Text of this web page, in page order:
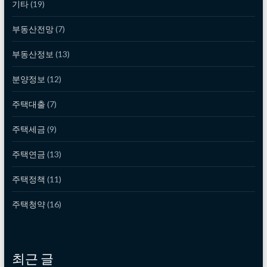
기타(19)
부동산전망(7)
부동산정보 (13)
분양정보 (12)
주택대출 (7)
주택세금 (9)
주택연금 (13)
주택정책 (11)
주택청약(16)
최근 글